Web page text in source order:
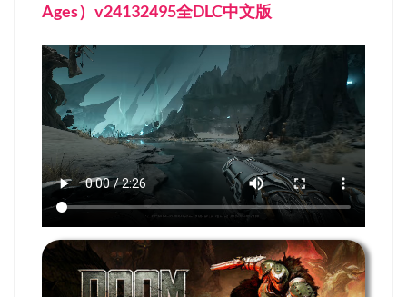
Ages）v24132495全DLC中文版